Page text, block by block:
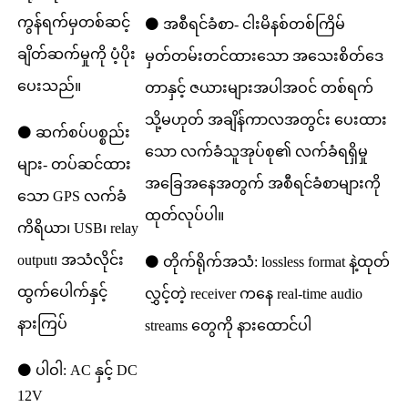
ကွန်ရက်မှတစ်ဆင့်
ချိတ်ဆက်မှုကို ပံ့ပိုး
ပေးသည်။
⚫ ဆက်စပ်ပစ္စည်း
များ- တပ်ဆင်ထား
သော GPS လက်ခံ
ကိရိယာ၊ USB၊ relay
output၊ အသံလိုင်း
ထွက်ပေါက်နှင့်
နားကြပ်
⚫ ပါဝါ: AC နှင့် DC
12V
⚫ အစီရင်ခံစာ- ငါးမိနစ်တစ်ကြိမ်
မှတ်တမ်းတင်ထားသော အသေးစိတ်ဒေ
တာနှင့် ဇယားများအပါအဝင် တစ်ရက်
သို့မဟုတ် အချိန်ကာလအတွင်း ပေးထား
သော လက်ခံသူအုပ်စု၏ လက်ခံရရှိမှု
အခြေအနေအတွက် အစီရင်ခံစာများကို
ထုတ်လုပ်ပါ။
⚫ တိုက်ရိုက်အသံ: lossless format နဲ့ထုတ်
လွှင့်တဲ့ receiver ကနေ real-time audio
streams တွေကို နားထောင်ပါ